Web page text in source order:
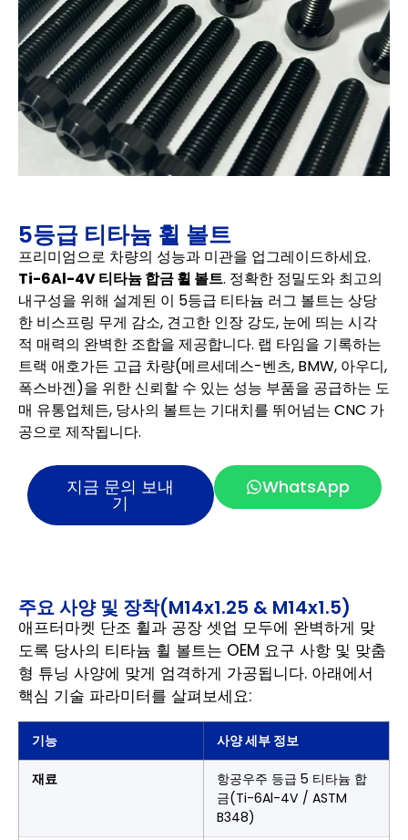
5등급 티타늄 휠 볼트
프리미엄으로 차량의 성능과 미관을 업그레이드하세요.
Ti-6Al-4V 티타늄 합금 휠 볼트. 정확한 정밀도와 최고의
내구성을 위해 설계된 이 5등급 티타늄 러그 볼트는 상당
한 비스프링 무게 감소, 견고한 인장 강도, 눈에 띄는 시각
적 매력의 완벽한 조합을 제공합니다. 랩 타임을 기록하는
트랙 애호가든 고급 차량(메르세데스-벤츠, BMW, 아우디,
폭스바겐)을 위한 신뢰할 수 있는 성능 부품을 공급하는 도
매 유통업체든, 당사의 볼트는 기대치를 뛰어넘는 CNC 가
공으로 제작됩니다.
지금 문의 보내
기
WhatsApp
주요 사양 및 장착(M14x1.25 & M14x1.5)
애프터마켓 단조 휠과 공장 셋업 모두에 완벽하게 맞
도록 당사의 티타늄 휠 볼트는 OEM 요구 사항 및 맞춤
형 튜닝 사양에 맞게 엄격하게 가공됩니다. 아래에서
핵심 기술 파라미터를 살펴보세요:
기능 사양 세부 정보
재료
항공우주 등급 5 티타늄 합
금(Ti-6Al-4V / ASTM
B348)